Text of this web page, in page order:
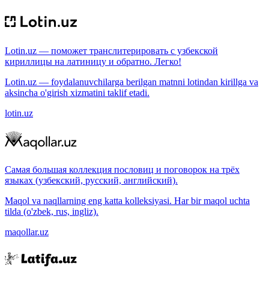
Lotin.uz — поможет транслитерировать с узбекской
кириллицы на латиницу и обратно. Легко!
Lotin.uz — foydalanuvchilarga berilgan matnni lotindan kirillga va
aksincha o'girish xizmatini taklif etadi.
lotin.uz
Самая большая коллекция пословиц и поговорок на трёх
языках (узбекский, русский, английский).
Maqol va naqllarning eng katta kolleksiyasi. Har bir maqol uchta
tilda (o'zbek, rus, ingliz).
maqollar.uz